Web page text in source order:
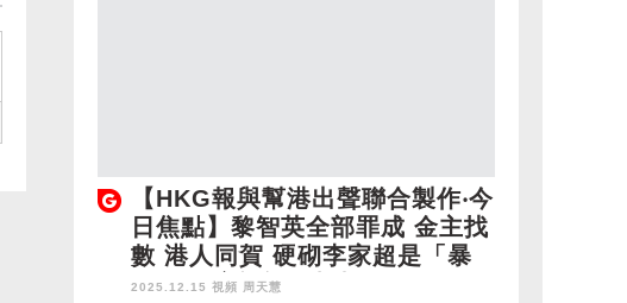
【HKG報與幫港出聲聯合製作‧今
日焦點】黎智英全部罪成 金主找
數 港人同賀 硬砌李家超是「暴
君」 西方話語霸權極醜惡 掃Co
2025.12.15 視頻 周天慧